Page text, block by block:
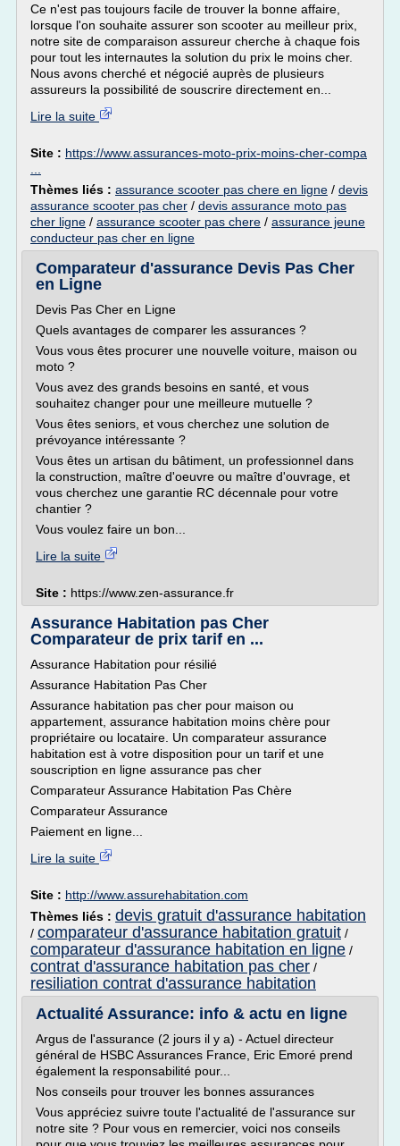
Ce n'est pas toujours facile de trouver la bonne affaire,
lorsque l'on souhaite assurer son scooter au meilleur prix,
notre site de comparaison assureur cherche à chaque fois
pour tout les internautes la solution du prix le moins cher.
Nous avons cherché et négocié auprès de plusieurs
assureurs la possibilité de souscrire directement en...
Lire la suite
Site : https://www.assurances-moto-prix-moins-cher-compa
Thèmes liés : assurance scooter pas chere en ligne / devis
assurance scooter pas cher / devis assurance moto pas
cher ligne / assurance scooter pas chere / assurance jeune
conducteur pas cher en ligne
Comparateur d'assurance Devis Pas Cher
en Ligne
Devis Pas Cher en Ligne
Quels avantages de comparer les assurances ?
Vous vous êtes procurer une nouvelle voiture, maison ou
moto ?
Vous avez des grands besoins en santé, et vous
souhaitez changer pour une meilleure mutuelle ?
Vous êtes seniors, et vous cherchez une solution de
prévoyance intéressante ?
Vous êtes un artisan du bâtiment, un professionnel dans
la construction, maître d'oeuvre ou maître d'ouvrage, et
vous cherchez une garantie RC décennale pour votre
chantier ?
Vous voulez faire un bon...
Lire la suite
Site : https://www.zen-assurance.fr
Assurance Habitation pas Cher
Comparateur de prix tarif en ...
Assurance Habitation pour résilié
Assurance Habitation Pas Cher
Assurance habitation pas cher pour maison ou
appartement, assurance habitation moins chère pour
propriétaire ou locataire. Un comparateur assurance
habitation est à votre disposition pour un tarif et une
souscription en ligne assurance pas cher
Comparateur Assurance Habitation Pas Chère
Comparateur Assurance
Paiement en ligne...
Lire la suite
Site : http://www.assurehabitation.com
Thèmes liés : devis gratuit d'assurance habitation
/ comparateur d'assurance habitation gratuit /
comparateur d'assurance habitation en ligne /
contrat d'assurance habitation pas cher /
resiliation contrat d'assurance habitation
Actualité Assurance: info & actu en ligne
Argus de l'assurance (2 jours il y a) - Actuel directeur
général de HSBC Assurances France, Eric Emoré prend
également la responsabilité pour...
Nos conseils pour trouver les bonnes assurances
Vous appréciez suivre toute l'actualité de l'assurance sur
notre site ? Pour vous en remercier, voici nos conseils